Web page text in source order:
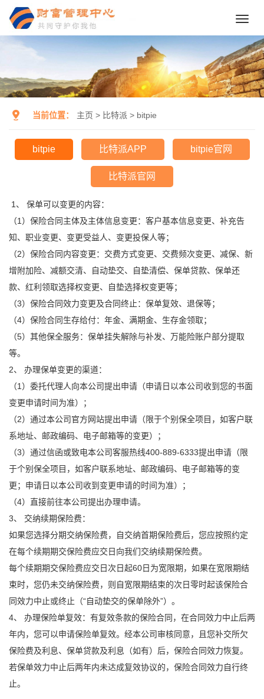
当前位置： 主页 > 比特派 > bitpie
bitpie 比特派APP bitpie官网
比特派官网
1、 保单可以变更的内容：
（1）保险合同主体及主体信息变更：客户基本信息变更、补充告
知、职业变更、变更受益人、变更投保人等；
（2）保险合同内容变更：交费方式变更、交费频次变更、减保、新
增附加险、减额交清、自动垫交、自垫清偿、保单贷款、保单还
款、红利领取选择权变更、自垫选择权变更等；
（3）保险合同效力变更及合同终止：保单复效、退保等；
（4）保险合同生存给付：年金、满期金、生存金领取；
（5）其他保全服务：保单挂失解除与补发、万能险账户部分提取
等。
2、 办理保单变更的渠道：
（1）委托代理人向本公司提出申请（申请日以本公司收到您的书面
变更申请时间为准）；
（2）通过本公司官方网站提出申请（限于个别保全项目，如客户联
系地址、邮政编码、电子邮箱等的变更）；
（3）通过信函或致电本公司客服热线400-889-6333提出申请（限
于个别保全项目，如客户联系地址、邮政编码、电子邮箱等的变
更；申请日以本公司收到变更申请的时间为准）；
（4）直接前往本公司提出办理申请。
3、 交纳续期保险费：
如果您选择分期交纳保险费，自交纳首期保险费后，您应按照约定
在每个续期期交保险费应交日向我们交纳续期保险费。
每个续期期交保险费应交日次日起60日为宽限期，如果在宽限期结
束时，您仍未交纳保险费，则自宽限期结束的次日零时起该保险合
同效力中止或终止（“自动垫交的保单除外”）。
4、 办理保险单复效：有复效条款的保险合同，在合同效力中止后两
年内，您可以申请保险单复效。经本公司审核同意，且您补交所欠
保险费及利息、保单贷款及利息（如有）后，保险合同效力恢复。
若保单效力中止后两年内未达成复效协议的，保险合同效力自行终
止。